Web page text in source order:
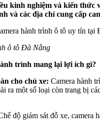
kinh nghiệm và kiến thức
và các địa chỉ cung cấp
ô tô Đà Nẵng
trình mang lại lợi ích gì?
cho chủ xe: Camera hành
ra môt số loại còn trang bị
độ giám sát đỗ xe, camera